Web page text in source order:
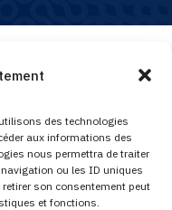
des technologies
aux informations des
nous permettra de traiter
ou les ID uniques
son consentement peut
et fonctions.
application résine.